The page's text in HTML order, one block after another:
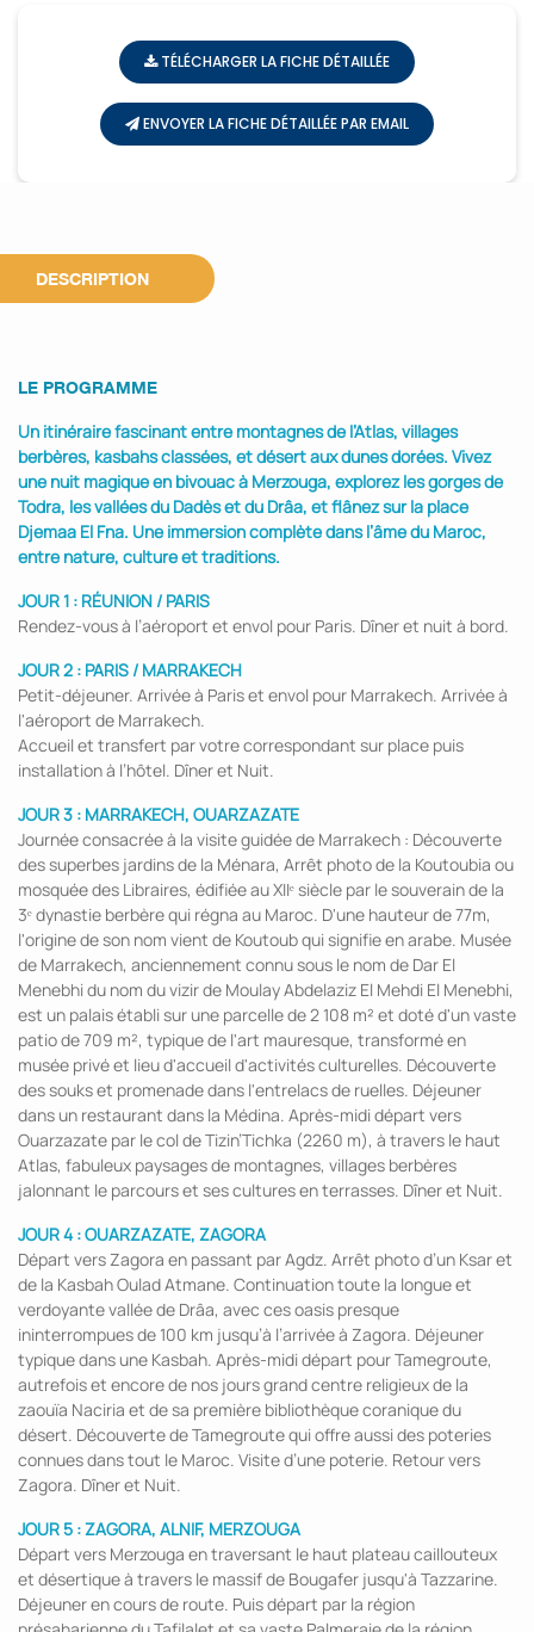
TÉLÉCHARGER LA FICHE DÉTAILLÉE
ENVOYER LA FICHE DÉTAILLÉE PAR EMAIL
DESCRIPTION
LE PROGRAMME
Un itinéraire fascinant entre montagnes de l’Atlas, villages
berbères, kasbahs classées, et désert aux dunes dorées. Vivez
une nuit magique en bivouac à Merzouga, explorez les gorges de
Todra, les vallées du Dadès et du Drâa, et flânez sur la place
Djemaa El Fna. Une immersion complète dans l’âme du Maroc,
entre nature, culture et traditions.
JOUR 1 : RÉUNION / PARIS
Rendez-vous à l’aéroport et envol pour Paris. Dîner et nuit à bord.
JOUR 2 : PARIS / MARRAKECH
Petit-déjeuner. Arrivée à Paris et envol pour Marrakech. Arrivée à
l'aéroport de Marrakech.
Accueil et transfert par votre correspondant sur place puis
installation à l’hôtel. Dîner et Nuit.
JOUR 3 : MARRAKECH, OUARZAZATE
Journée consacrée à la visite guidée de Marrakech : Découverte
des superbes jardins de la Ménara, Arrêt photo de la Koutoubia ou
mosquée des Libraires, édifiée au XIIᵉ siècle par le souverain de la
3ᵉ dynastie berbère qui régna au Maroc. D'une hauteur de 77m,
l'origine de son nom vient de Koutoub qui signifie en arabe. Musée
de Marrakech, anciennement connu sous le nom de Dar El
Menebhi du nom du vizir de Moulay Abdelaziz El Mehdi El Menebhi,
est un palais établi sur une parcelle de 2 108 m² et doté d'un vaste
patio de 709 m², typique de l'art mauresque, transformé en
musée privé et lieu d'accueil d'activités culturelles. Découverte
des souks et promenade dans l'entrelacs de ruelles. Déjeuner
dans un restaurant dans la Médina. Après-midi départ vers
Ouarzazate par le col de Tizin’Tichka (2260 m), à travers le haut
Atlas, fabuleux paysages de montagnes, villages berbères
jalonnant le parcours et ses cultures en terrasses. Dîner et Nuit.
JOUR 4 : OUARZAZATE, ZAGORA
Départ vers Zagora en passant par Agdz. Arrêt photo d’un Ksar et
de la Kasbah Oulad Atmane. Continuation toute la longue et
verdoyante vallée de Drâa, avec ces oasis presque
ininterrompues de 100 km jusqu’à l’arrivée à Zagora. Déjeuner
typique dans une Kasbah. Après-midi départ pour Tamegroute,
autrefois et encore de nos jours grand centre religieux de la
zaouïa Naciria et de sa première bibliothèque coranique du
désert. Découverte de Tamegroute qui offre aussi des poteries
connues dans tout le Maroc. Visite d’une poterie. Retour vers
Zagora. Dîner et Nuit.
JOUR 5 : ZAGORA, ALNIF, MERZOUGA
Départ vers Merzouga en traversant le haut plateau caillouteux
et désertique à travers le massif de Bougafer jusqu'à Tazzarine.
Déjeuner en cours de route. Puis départ par la région